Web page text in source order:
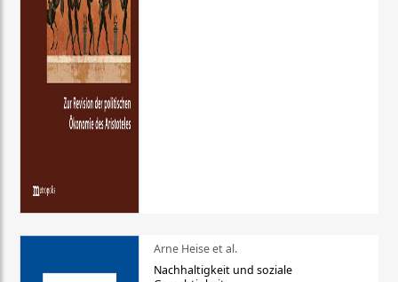
Arne Heise et al.
Nachhaltigkeit und soziale